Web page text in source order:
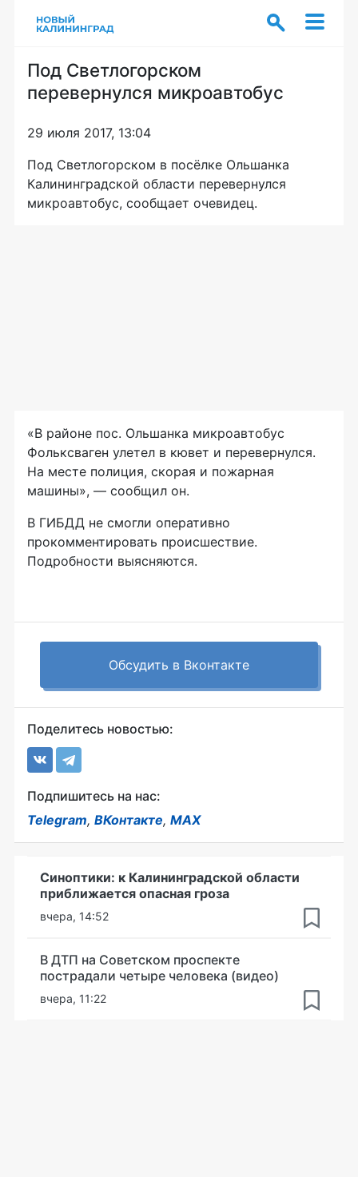
Под Светлогорском
перевернулся микроавтобус
29 июля 2017, 13:04
Под Светлогорском в посёлке Ольшанка
Калининградской области перевернулся
микроавтобус, сообщает очевидец.
«В районе пос. Ольшанка микроавтобус
Фольксваген улетел в кювет и перевернулся.
На месте полиция, скорая и пожарная
машины», — сообщил он.
В ГИБДД не смогли оперативно
прокомментировать происшествие.
Подробности выясняются.
Обсудить в Вконтакте
Поделитесь новостью:
Подпишитесь на нас:
Telegram, ВКонтакте, MAX
Синоптики: к Калининградской области
приближается опасная гроза
вчера, 14:52
В ДТП на Советском проспекте
пострадали четыре человека (видео)
вчера, 11:22